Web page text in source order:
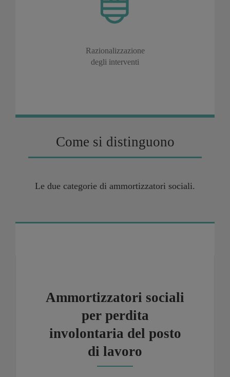
Razionalizzazione
degli interventi
Come si distinguono
Le due categorie di ammortizzatori sociali.
Ammortizzatori sociali
per perdita
involontaria del posto
di lavoro